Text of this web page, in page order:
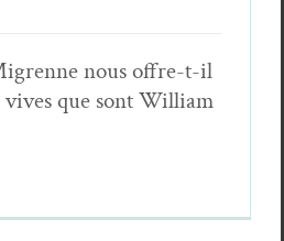
nous offre-t-il
vives que sont William